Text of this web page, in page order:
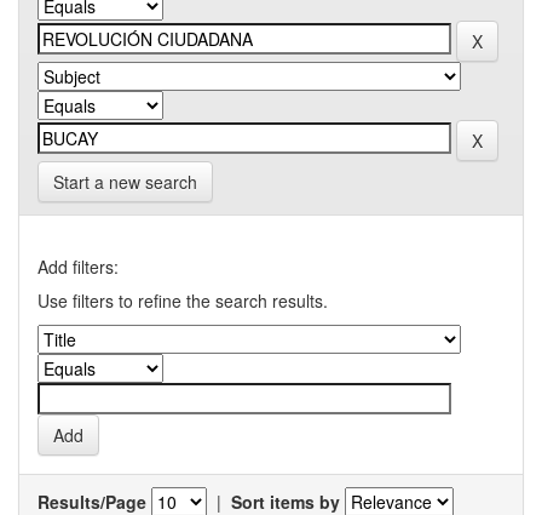
Start a new search
Add filters:
Use filters to refine the search results.
Results/Page | Sort items by